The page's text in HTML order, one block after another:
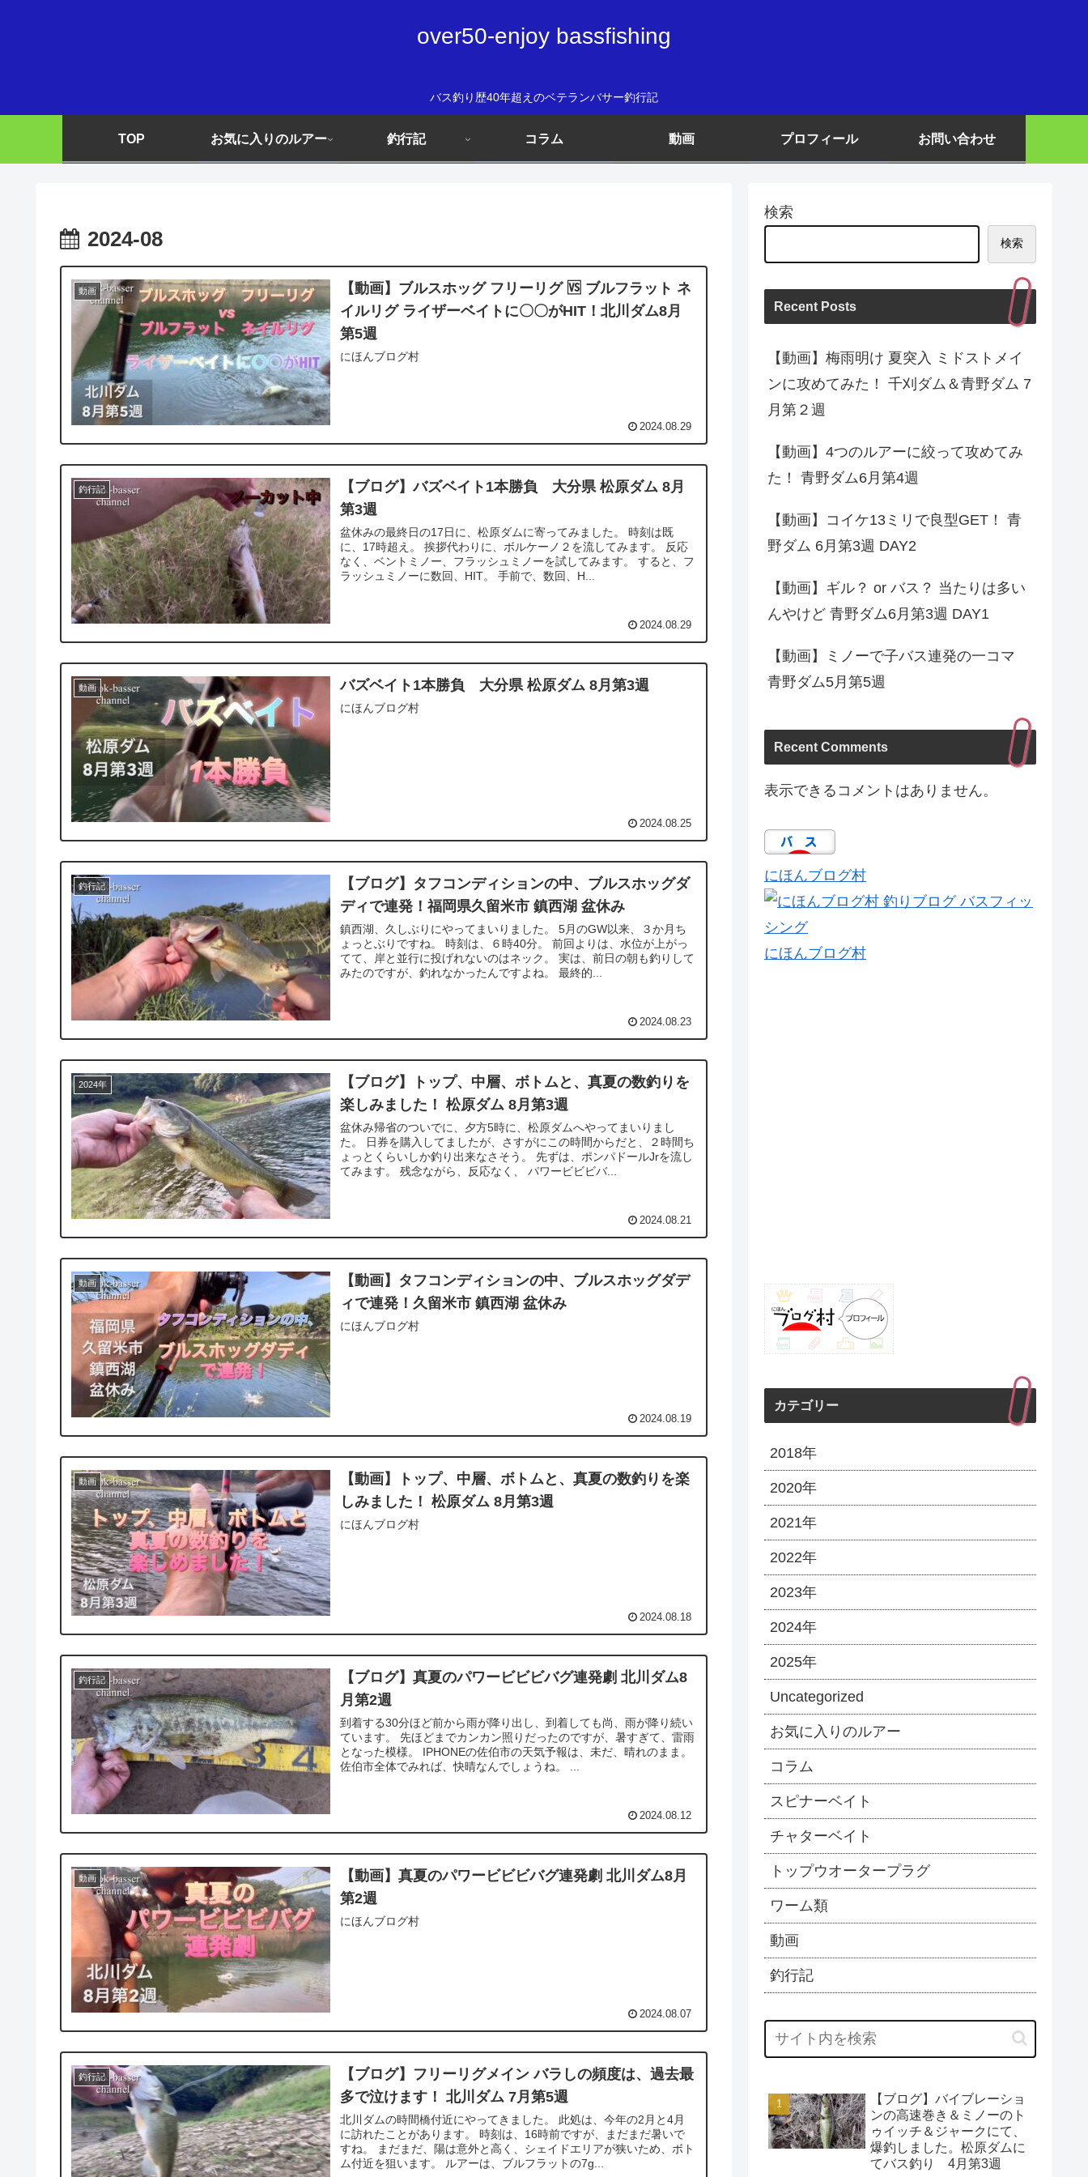
over50-enjoy bassfishing
バス釣り歴40年超えのベテランバサー釣行記
TOP お気に入りのルアー 釣行記 コラム 動画 プロフィール お問い合わせ
2024-08
動画
【動画】ブルスホッグ フリーリグ 🆚 ブルフラット ネ
イルリグ ライザーベイトに〇〇がHIT！北川ダム8月
第5週
にほんブログ村
2024.08.29
釣行記
【ブログ】バズベイト1本勝負 大分県 松原ダム 8月
第3週
盆休みの最終日の17日に、松原ダムに寄ってみました。 時刻は既
に、17時超え。 挨拶代わりに、ボルケーノ２を流してみます。 反応
なく、ベントミノー、フラッシュミノーを試してみます。 すると、フ
ラッシュミノーに数回、HIT。 手前で、数回、H...
2024.08.29
動画 バズベイト1本勝負 大分県 松原ダム 8月第3週
にほんブログ村
2024.08.25
釣行記
【ブログ】タフコンディションの中、ブルスホッグダ
ディで連発！福岡県久留米市 鎮西湖 盆休み
鎮西湖、久しぶりにやってまいりました。 5月のGW以来、３か月ち
ょっとぶりですね。 時刻は、６時40分。 前回よりは、水位が上がっ
てて、岸と並行に投げれないのはネック。 実は、前日の朝も釣りして
みたのですが、釣れなかったんですよね。 最終的...
2024.08.23
2024年
【ブログ】トップ、中層、ボトムと、真夏の数釣りを
楽しみました！ 松原ダム 8月第3週
盆休み帰省のついでに、夕方5時に、松原ダムへやってまいりまし
た。 日券を購入してましたが、さすがにこの時間からだと、２時間ち
ょっとくらいしか釣り出来なさそう。 先ずは、ポンパドールJrを流し
てみます。 残念ながら、反応なく、 パワービビビバ...
2024.08.21
動画
【動画】タフコンディションの中、ブルスホッグダデ
ィで連発！久留米市 鎮西湖 盆休み
にほんブログ村
2024.08.19
動画
【動画】トップ、中層、ボトムと、真夏の数釣りを楽
しみました！ 松原ダム 8月第3週
にほんブログ村
2024.08.18
釣行記
【ブログ】真夏のパワービビビバグ連発劇 北川ダム8
月第2週
到着する30分ほど前から雨が降り出し、到着しても尚、雨が降り続い
ています。 先ほどまでカンカン照りだったのですが、暑すぎて、雷雨
となった模様。 IPHONEの佐伯市の天気予報は、未だ、晴れのまま。
佐伯市全体でみれば、快晴なんでしょうね。 ...
2024.08.12
動画
【動画】真夏のパワービビビバグ連発劇 北川ダム8月
第2週
にほんブログ村
2024.08.07
釣行記
【ブログ】フリーリグメイン バラしの頻度は、過去最
多で泣けます！ 北川ダム 7月第5週
北川ダムの時間橋付近にやってきました。 此処は、今年の2月と4月
に訪れたことがあります。 時刻は、16時前ですが、まだまだ暑いで
すね。 まだまだ、陽は意外と高く、シェイドエリアが狭いため、ボト
ム付近を狙います。 ルアーは、ブルフラットの7g...
検索
検索
Recent Posts
【動画】梅雨明け 夏突入 ミドストメイ
ンに攻めてみた！ 千刈ダム＆青野ダム 7
月第２週
【動画】4つのルアーに絞って攻めてみ
た！ 青野ダム6月第4週
【動画】コイケ13ミリで良型GET！ 青
野ダム 6月第3週 DAY2
【動画】ギル？ or バス？ 当たりは多い
んやけど 青野ダム6月第3週 DAY1
【動画】ミノーで子バス連発の一コマ
青野ダム5月第5週
Recent Comments
表示できるコメントはありません。
にほんブログ村
にほんブログ村
カテゴリー
2018年
2020年
2021年
2022年
2023年
2024年
2025年
Uncategorized
お気に入りのルアー
コラム
スピナーベイト
チャターベイト
トップウオータープラグ
ワーム類
動画
釣行記
【ブログ】バイブレーショ
ンの高速巻き＆ミノーのト
ゥイッチ＆ジャークにて、
爆釣しました。松原ダムに
てバス釣り 4月第3週